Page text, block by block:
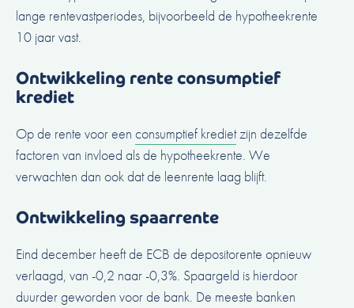
lange rentevastperiodes, bijvoorbeeld de hypotheekrente
10 jaar vast.
Ontwikkeling rente consumptief
krediet
Op de rente voor een consumptief kredietzijn dezelfde
factoren van invloed als de hypotheekrente. We
verwachten dan ook dat de leenrente laag blijft.
Ontwikkeling spaarrente
Eind december heeft de ECB de depositorente opnieuw
verlaagd, van -0,2 naar -0,3%. Spaargeld is hierdoor
duurder geworden voor de bank. De meeste banken